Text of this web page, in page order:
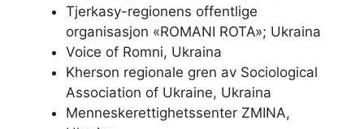
Tjerkasy-regionens offentlige
organisasjon «ROMANI ROTA»; Ukraina
Voice of Romni, Ukraina
Kherson regionale gren av Sociological
Association of Ukraine, Ukraina
Menneskerettighetssenter ZMINA,